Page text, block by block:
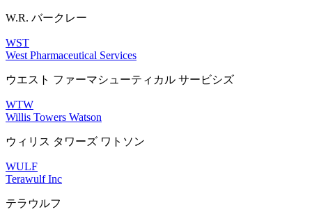
W.R. バークレー
WST
West Pharmaceutical Services
ウエスト ファーマシューティカル サービシズ
WTW
Willis Towers Watson
ウィリス タワーズ ワトソン
WULF
Terawulf Inc
テラウルフ